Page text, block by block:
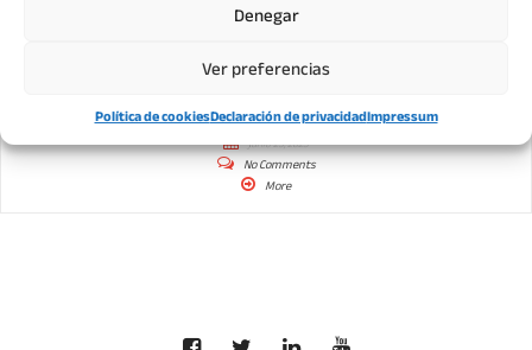
Denegar
Ver preferencias
Política de cookiesDeclaración de privacidadImpressum
HERRAMIENTAS TT-L 40 MALVINAS
junio 29, 2023
No Comments
More